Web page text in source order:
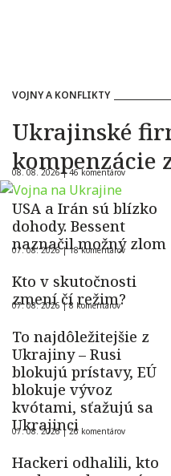
VOJNY A KONFLIKTY
Ukrajinské
kompenzácie
08. 08. 2026 |46 komentárov
USA a Irán sú blízko
dohody. Bessent
naznačil možný zlom
07. 08. 2026 |18 komentárov
Kto v skutočnosti
zmení čí režim?
07. 08. 2026 |8 komentárov
To najdôležitejšie z
Ukrajiny – Rusi
blokujú prístavy, EÚ
blokuje vývoz
kvótami, sťažujú sa
Ukrajinci
07. 08. 2026 |26 komentárov
Hackeri odhalili, kto